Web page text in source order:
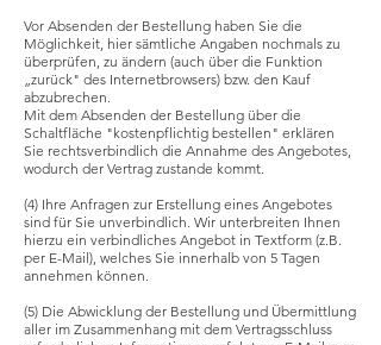
Vor Absenden der Bestellung haben Sie die
Möglichkeit, hier sämtliche Angaben nochmals zu
überprüfen, zu ändern (auch über die Funktion
„zurück" des Internetbrowsers) bzw. den Kauf
abzubrechen.
Mit dem Absenden der Bestellung über die
Schaltfläche "kostenpflichtig bestellen" erklären
Sie rechtsverbindlich die Annahme des Angebotes,
wodurch der Vertrag zustande kommt.
(4) Ihre Anfragen zur Erstellung eines Angebotes
sind für Sie unverbindlich. Wir unterbreiten Ihnen
hierzu ein verbindliches Angebot in Textform (z.B.
per E-Mail), welches Sie innerhalb von 5 Tagen
annehmen können.
(5) Die Abwicklung der Bestellung und Übermittlung
aller im Zusammenhang mit dem Vertragsschluss